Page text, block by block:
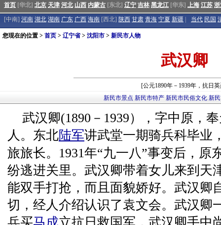
首页 [华北] 北京 天津 河北 山西 内蒙古 [东北] 辽宁 吉林 黑龙江 [华东] 上海 江苏
[中南] 河南 湖北 湖南 广东 广西 海南 [西北] 陕西 甘肃 青海 宁夏 新疆 当代 民国
您现在的位置 > 首页 > 辽宁省> 沈阳市 > 新民市人物
武汉卿
[公元1890年－1939年，抗日
新民市景点 新民市特产 新民市民俗文化 新
武汉卿(1890－1939），字中原，
人。东北陆军讲武堂一期骑兵科毕业
旅旅长。1931年“九一八”事变后，原
纷逃进关里。武汉卿带着女儿来到天
能双手打抢，而且面貌娇好。武汉卿
切，经人介绍认识了袁文会。武汉卿